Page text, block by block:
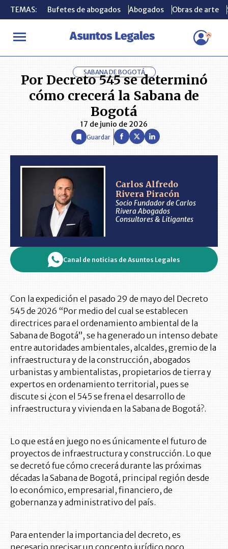
TEMAS: Bufetes de abogados Abogados Obras de arte
INICIO ANÁLISIS CARLOS ALFREDO RIVERA PIRACÓN Por
TEMAS: Bufetes de abogados Abogados Obras de arte
SABANA DE BOGOTÁ
Por Decreto 545 se determinó
cómo crecerá la Sabana de
Bogotá
17 de junio de 2026
Guardar
Carlos Alfredo
Rivera Piracón
Socio Fundador de Carlos
Rivera Abogados
Consultores & Litigantes
Canal de noticias de Asuntos Legales
Con la expedición el pasado 29 de mayo del Decreto
545 de 2026 “Por medio del cual se establecen
directrices para el ordenamiento ambiental de la
Sabana de Bogotá”, se ha generado un intenso debate
entre autoridades ambientales, alcaldes, gremio de la
infraestructura y de la construcción, abogados
urbanistas y ambientalistas, propietarios de tierra y
expertos en ordenamiento territorial, pues se
discute si ¿con el 545 se frena el desarrollo de
infraestructura y vivienda en la Sabana de Bogotá?.
Lo que está en juego no es únicamente el futuro de
proyectos de infraestructura y construcción. Lo que
se decretó fue cómo crecerá durante las próximas
décadas la Sabana de Bogotá, principal región desde
lo económico, empresarial, financiero, de
gobernanza y administrativo del país.
Para entender la importancia del decreto, es